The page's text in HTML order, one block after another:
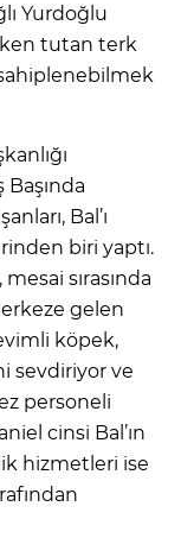
Yurdoğlu
tutan terk
Bal’ı
biri yaptı.
sırasında
gelen
köpek,
sevdiriyor ve
personeli
cinsi Bal’ın
hizmetleri ise